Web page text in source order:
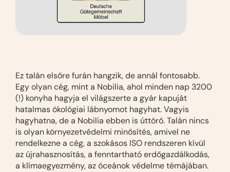
Ez talán elsőre furán hangzik, de annál fontosabb.
Egy olyan cég, mint a Nobilia, ahol minden nap 3200
(!) konyha hagyja el világszerte a gyár kapuját
hatalmas ökológiai lábnyomot hagyhat. Vagyis
hagyhatna, de a Nobilia ebben is úttörő. Talán nincs
is olyan környezetvédelmi minősítés, amivel ne
rendelkezne a cég, a szokásos ISO rendszeren kívül
az újrahasznosítás, a fenntartható erdőgazdálkodás,
a klímaegyezmény, az óceánok védelme témájában.